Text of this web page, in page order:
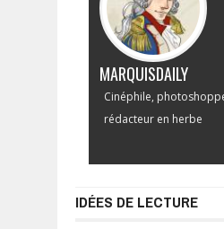
MARQUISDAILY
Cinéphile,
rédacteur en herbe
IDÉES DE LECTURE